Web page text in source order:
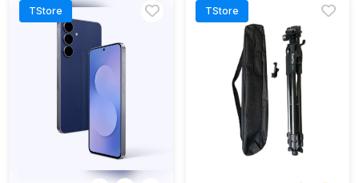
TStore TStore